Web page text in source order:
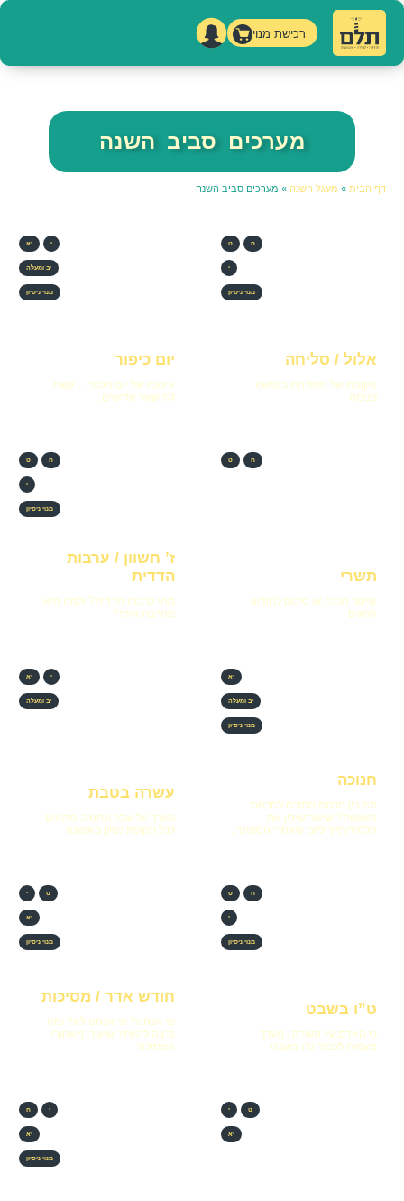
רכישת מנוי
מערכים סביב השנה
דף הבית » מעגל השנה » מערכים סביב השנה
ח ט
י
מנוי ניסיון
אלול / סליחה
מקומה של הסליחה בנפשנו
פנימה
י יא
יב ומעלה
מנוי ניסיון
יום כיפור
עיצומו של יום מכפר… קשה
להישאר אדישים.
ח ט
תשרי
שיעור הכנה או סיכום לחודש
החגים
ח ט
י
מנוי ניסיון
ז’ חשוון / ערבות
הדדית
מהי ערבות הדדית? ולמה היא
מחייבת אותי?
יא
יב ומעלה
מנוי ניסיון
חנוכה
מה בין חכמת התורה לחכמת
האומות? שיעור שיכין את
תלמידותייך ליום שאחרי הסמינר..
י יא
יב ומעלה
עשרה בטבת
מערך על שבר ונחמה. מתאים
לכל תקופת נסיון באמונה
ח ט
י
מנוי ניסיון
ט”ו בשבט
כי האדם עץ השדה’. מערך
מצמיח לכבוד ט”ו בשבט
ט י
יא
מנוי ניסיון
חודש אדר / מסיכות
מי אנחנו? מי אנחנו לא? ומה
נרצה להיות? שיעור ‘מאחורי
המסיכה’
ט י
יא
י ח
יא
מנוי ניסיון